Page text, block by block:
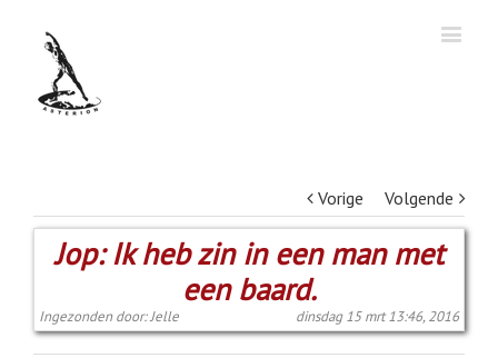
Vorige Volgende
Jop: Ik heb zin in een man met
een baard.
Ingezonden door: Jelle dinsdag 15 mrt 13:46, 2016